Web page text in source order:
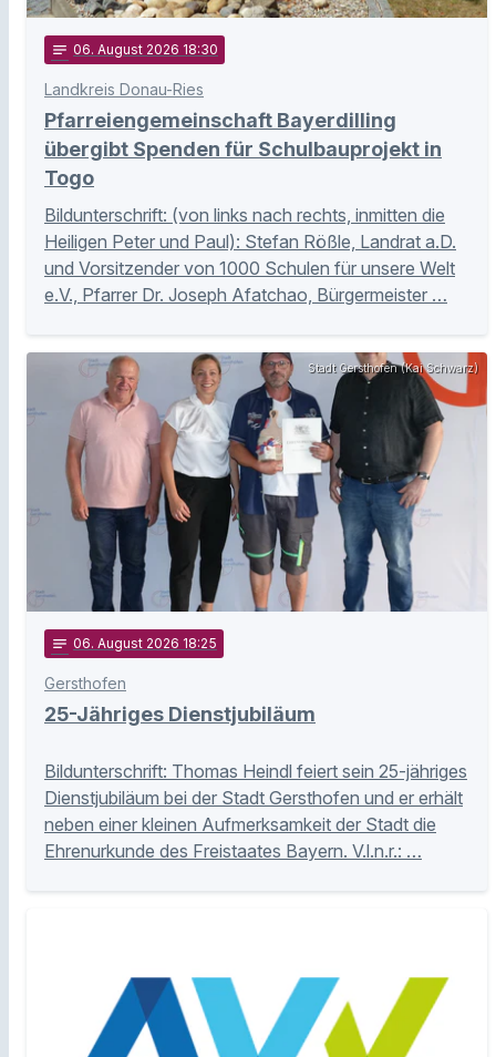
notes 06. August 2026 18:30
Landkreis Donau-Ries
Pfarreiengemeinschaft Bayerdilling
übergibt Spenden für Schulbauprojekt in
Togo
Bildunterschrift: (von links nach rechts, inmitten die
Heiligen Peter und Paul): Stefan Rößle, Landrat a.D.
und Vorsitzender von 1000 Schulen für unsere Welt
e.V., Pfarrer Dr. Joseph Afatchao, Bürgermeister …
Stadt Gersthofen (Kai Schwarz)
notes 06. August 2026 18:25
Gersthofen
25-Jähriges Dienstjubiläum
Bildunterschrift: Thomas Heindl feiert sein 25-jähriges
Dienstjubiläum bei der Stadt Gersthofen und er erhält
neben einer kleinen Aufmerksamkeit der Stadt die
Ehrenurkunde des Freistaates Bayern. V.l.n.r.: …